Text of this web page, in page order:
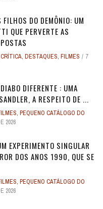
FILHOS DO DEMÔNIO: UM
QUE PERVERTE AS
CRÍTICA, DESTAQUES, FILMES
7
DIFERENTE : UMA
A RESPEITO DE ...
, PEQUENO CATÁLOGO DO
2026
EXPERIMENTO SINGULAR
DOS ANOS 1990, QUE SE
, PEQUENO CATÁLOGO DO
2026